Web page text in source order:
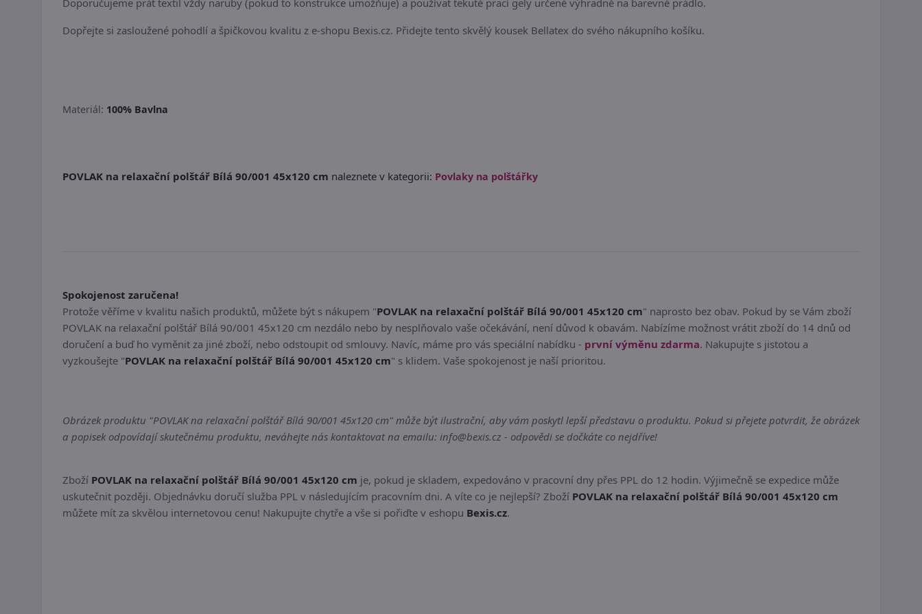
Doporučujeme prát textil vždy naruby (pokud to konstrukce umožňuje) a používat tekuté prací gely určené výhradně na barevné prádlo.
Dopřejte si zasloužené pohodlí a špičkovou kvalitu z e-shopu Bexis.cz. Přidejte tento skvělý kousek Bellatex do svého nákupního košíku.
Materiál: 100% Bavlna
POVLAK na relaxační polštář Bílá 90/001 45x120 cm naleznete v kategorii: Povlaky na polštářky
Spokojenost zaručena!
Protože věříme v kvalitu našich produktů, můžete být s nákupem "POVLAK na relaxační polštář Bílá 90/001 45x120 cm" naprosto bez obav. Pokud by se Vám zboží
POVLAK na relaxační polštář Bílá 90/001 45x120 cm nezdálo nebo by nesplňovalo vaše očekávání, není důvod k obavám. Nabízíme možnost vrátit zboží do 14 dnů od
doručení a buď ho vyměnit za jiné zboží, nebo odstoupit od smlouvy. Navíc, máme pro vás speciální nabídku - první výměnu zdarma. Nakupujte s jistotou a
vyzkoušejte "POVLAK na relaxační polštář Bílá 90/001 45x120 cm" s klidem. Vaše spokojenost je naší prioritou.
Obrázek produktu "POVLAK na relaxační polštář Bílá 90/001 45x120 cm" může být ilustrační, aby vám poskytl lepší představu o produktu. Pokud si přejete potvrdit, že obrázek
a popisek odpovídají skutečnému produktu, neváhejte nás kontaktovat na emailu: info@bexis.cz - odpovědi se dočkáte co nejdříve!
Zboží POVLAK na relaxační polštář Bílá 90/001 45x120 cm je, pokud je skladem, expedováno v pracovní dny přes PPL do 12 hodin. Výjimečně se expedice může
uskutečnit později. Objednávku doručí služba PPL v následujícím pracovním dni. A víte co je nejlepší? Zboží POVLAK na relaxační polštář Bílá 90/001 45x120 cm
můžete mít za skvělou internetovou cenu! Nakupujte chytře a vše si pořiďte v eshopu Bexis.cz.